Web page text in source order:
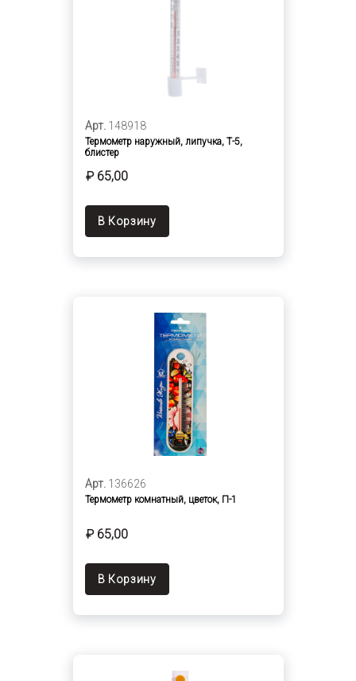
Арт. 148918
Термометр наружный, липучка, Т-5,
блистер
₽ 65,00
В Корзину
Арт. 136626
Термометр комнатный, цветок, П-1
₽ 65,00
В Корзину